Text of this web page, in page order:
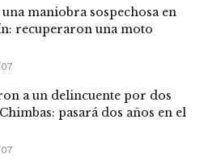
maniobra sospechosa en
recuperaron una moto
a un delincuente por dos
pasará dos años en el